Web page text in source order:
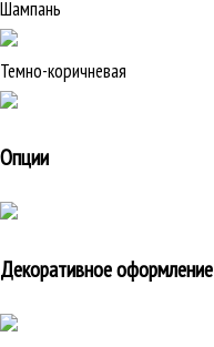
Шампань
Темно-коричневая
Опции
Декоративное оформление